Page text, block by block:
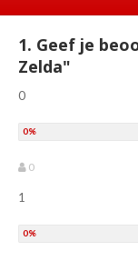
1. Geef je
Zelda"
0
0
1